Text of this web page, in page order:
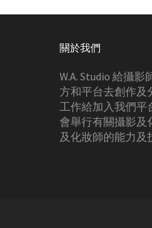
關於我們
W.A. Studio 給攝
方和平台去創作及
工作給加入我們平
會舉行有關攝影及
及化妝師的能力及